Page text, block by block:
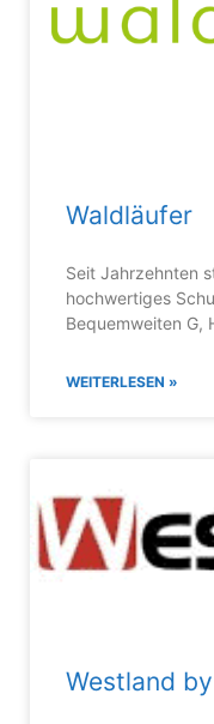
Waldläufer
Seit Jahrzehnten
hochwertiges
Bequemweiten G,
WEITERLESEN »
Westland